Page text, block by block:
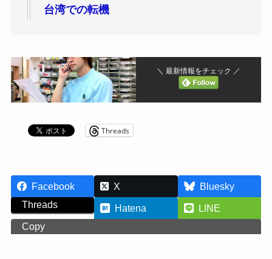
台湾での転機
＼ 最新情報をチェック ／
Threads
Facebook X
Bluesky
Threads
Hatena
LINE
Copy